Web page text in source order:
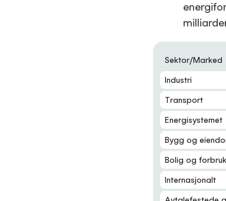
Sektor/Marked
Industri
Transport
Energisystemet
Bygg og
Bolig og
Internasjonalt